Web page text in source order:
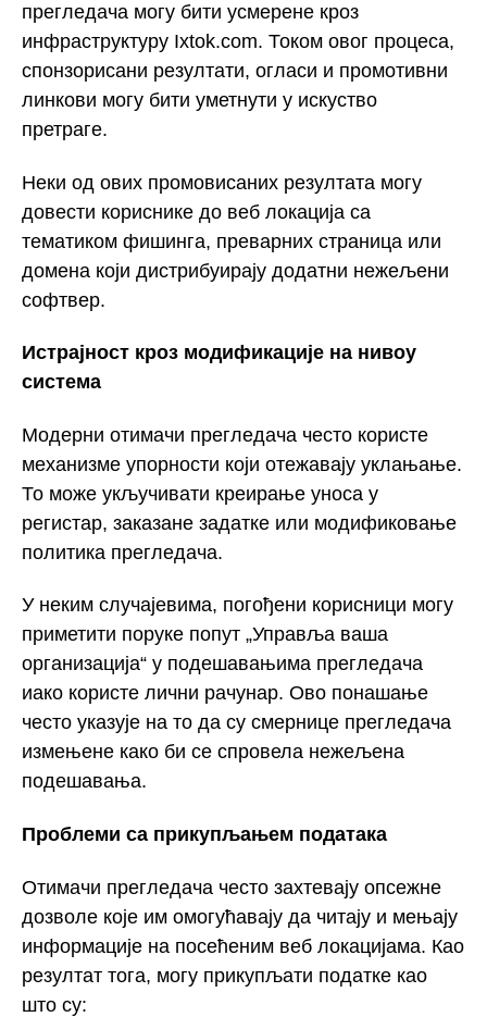
прегледача могу бити усмерене кроз
инфраструктуру Ixtok.com. Током овог процеса,
спонзорисани резултати, огласи и промотивни
линкови могу бити уметнути у искуство
претраге.
Неки од ових промовисаних резултата могу
довести кориснике до веб локација са
тематиком фишинга, преварних страница или
домена који дистрибуирају додатни нежељени
софтвер.
Истрајност кроз модификације на нивоу
система
Модерни отимачи прегледача често користе
механизме упорности који отежавају уклањање.
То може укључивати креирање уноса у
регистар, заказане задатке или модификовање
политика прегледача.
У неким случајевима, погођени корисници могу
приметити поруке попут „Управља ваша
организација“ у подешавањима прегледача
иако користе лични рачунар. Ово понашање
често указује на то да су смернице прегледача
измењене како би се спровела нежељена
подешавања.
Проблеми са прикупљањем података
Отимачи прегледача често захтевају опсежне
дозволе које им омогућавају да читају и мењају
информације на посећеним веб локацијама. Као
резултат тога, могу прикупљати податке као
што су: